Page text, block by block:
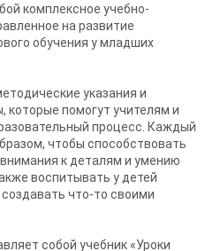
комплексное учебно-
на развитие
обучения у младших
указания и
которые помогут учителям и
процесс. Каждый
чтобы способствовать
к деталям и умению
воспитывать у детей
что-то своими
собой учебник «Уроки